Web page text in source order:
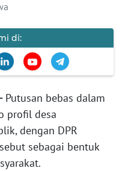
di:
Putusan bebas dalam
profil desa
dengan DPR
sebagai bentuk